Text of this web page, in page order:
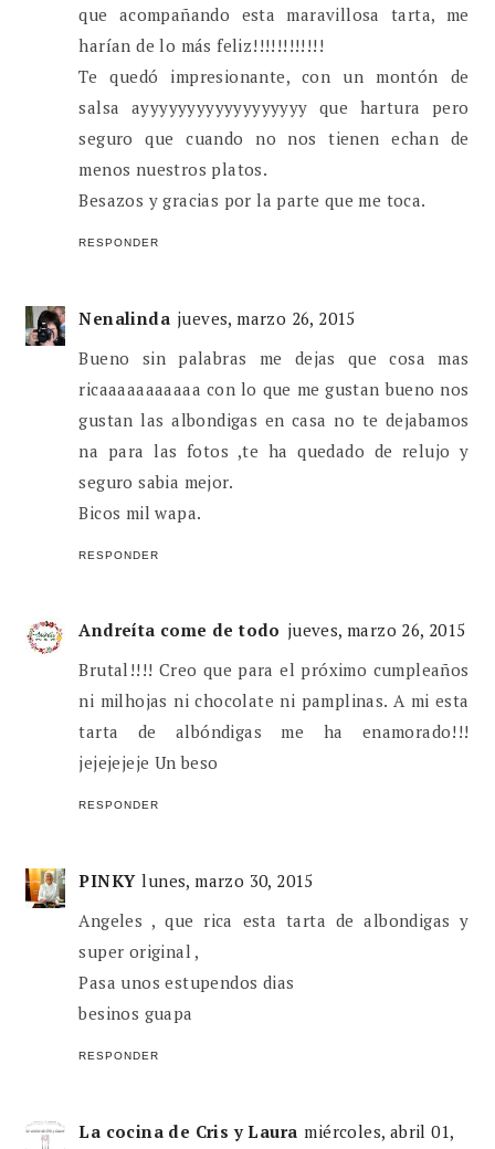
que acompañando esta maravillosa tarta, me
harían de lo más feliz!!!!!!!!!!!!
Te quedó impresionante, con un montón de
salsa ayyyyyyyyyyyyyyyyyy que hartura pero
seguro que cuando no nos tienen echan de
menos nuestros platos.
Besazos y gracias por la parte que me toca.
RESPONDER
Nenalinda jueves, marzo 26, 2015
Bueno sin palabras me dejas que cosa mas
ricaaaaaaaaaaa con lo que me gustan bueno nos
gustan las albondigas en casa no te dejabamos
na para las fotos ,te ha quedado de relujo y
seguro sabia mejor.
Bicos mil wapa.
RESPONDER
Andreíta come de todo jueves, marzo 26, 2015
Brutal!!!! Creo que para el próximo cumpleaños
ni milhojas ni chocolate ni pamplinas. A mi esta
tarta de albóndigas me ha enamorado!!!
jejejejeje Un beso
RESPONDER
PINKY lunes, marzo 30, 2015
Angeles , que rica esta tarta de albondigas y
super original ,
Pasa unos estupendos dias
besinos guapa
RESPONDER
La cocina de Cris y Laura miércoles, abril 01,